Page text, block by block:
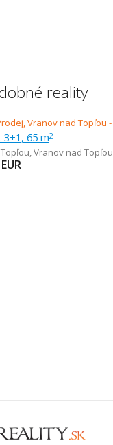
reality
65 m2
,Vranov nad Topľou
EUR